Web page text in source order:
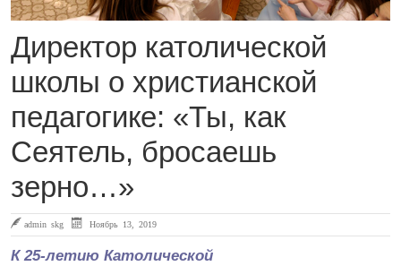
Директор католической
школы о христианской
педагогике: «Ты, как
Сеятель, бросаешь
зерно…»
admin skg Ноябрь 13, 2019
К 25-летию Католической